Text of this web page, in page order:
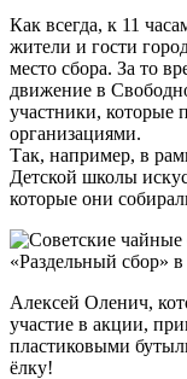
Как всегда, к 11
жители и гости
место сбора. За то
движение в
участники, которые
организациями.
Так, например, в
Детской школы
которые они
Алексей Оленич,
участие в акции,
пластиковыми
ёлку!